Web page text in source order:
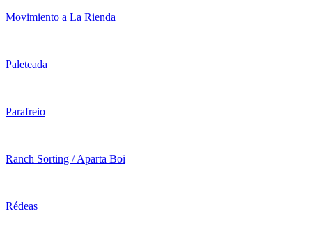
Movimiento a La Rienda
Paleteada
Parafreio
Ranch Sorting / Aparta Boi
Rédeas